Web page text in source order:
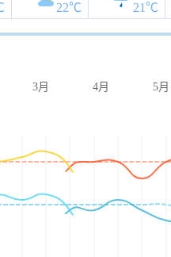
22℃
21℃
3月 4月 5月